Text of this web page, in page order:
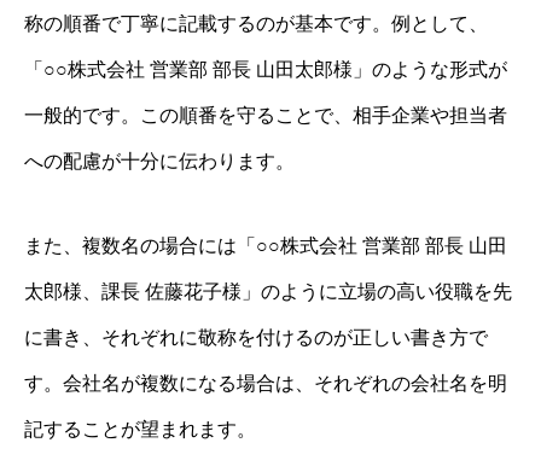
称の順番で丁寧に記載するのが基本です。例として、
「○○株式会社 営業部 部長 山田太郎様」のような形式が
一般的です。この順番を守ることで、相手企業や担当者
への配慮が十分に伝わります。
また、複数名の場合には「○○株式会社 営業部 部長 山田
太郎様、課長 佐藤花子様」のように立場の高い役職を先
に書き、それぞれに敬称を付けるのが正しい書き方で
す。会社名が複数になる場合は、それぞれの会社名を明
記することが望まれます。